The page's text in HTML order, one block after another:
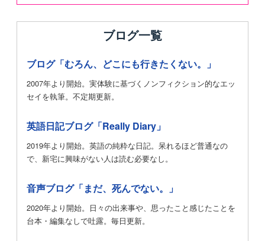
ブログ一覧
ブログ「むろん、どこにも行きたくない。」
2007年より開始。実体験に基づくノンフィクション的なエッ
セイを執筆。不定期更新。
英語日記ブログ「Really Diary」
2019年より開始。英語の純粋な日記。呆れるほど普通なの
で、新宅に興味がない人は読む必要なし。
音声ブログ「まだ、死んでない。」
2020年より開始。日々の出来事や、思ったこと感じたことを
台本・編集なしで吐露。毎日更新。